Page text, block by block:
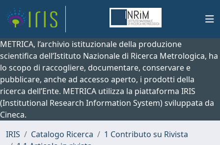
METRICA, l’archivio istituzionale della produzione
scientifica dell’Istituto Nazionale di Ricerca Metrologica, ha
lo scopo di raccogliere, documentare, conservare e
pubblicare, anche ad accesso aperto, i prodotti della
ricerca dell’Ente. METRICA utilizza la piattaforma IRIS
(Institutional Research Information System) sviluppata da
Cineca.
IRIS
Catalogo Ricerca
1 Contributo su Rivista